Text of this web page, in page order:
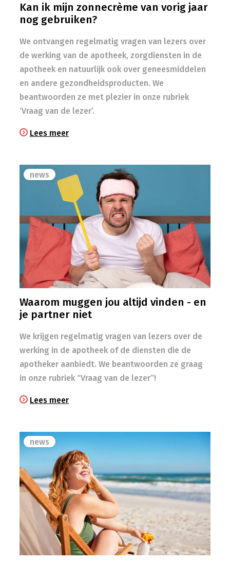
Kan ik mijn zonnecrème van vorig jaar
nog gebruiken?
We ontvangen regelmatig vragen van lezers over
de werking van de apotheek, zorgdiensten in de
apotheek en natuurlijk ook over geneesmiddelen
en andere gezondheidsproducten. We
beantwoorden ze met plezier in onze rubriek
‘Vraag van de lezer’.
Lees meer
news
Waarom muggen jou altijd vinden - en
je partner niet
We krijgen regelmatig vragen van lezers over de
werking in de apotheek of de diensten die de
apotheker aanbiedt. We beantwoorden ze graag
in onze rubriek “Vraag van de lezer”!
Lees meer
news